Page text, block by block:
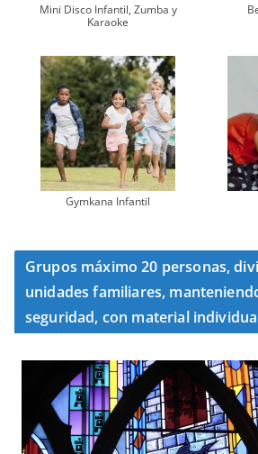
Mini Disco Infantil, Zumba y
Karaoke
Gymkana Infantil
Grupos máximo 20 personas,
unidades familiares,
seguridad, con material